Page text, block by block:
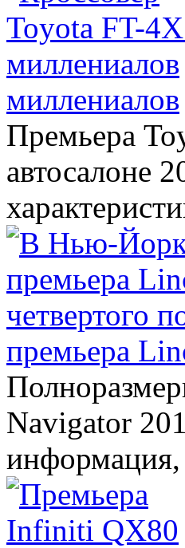
миллениалов
Премьера
автосалоне
премьера
Navigator
информация,